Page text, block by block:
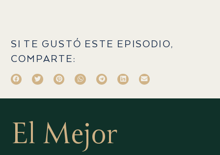
SI TE GUSTÓ ESTE EPISODIO,
COMPARTE:
El Mejor